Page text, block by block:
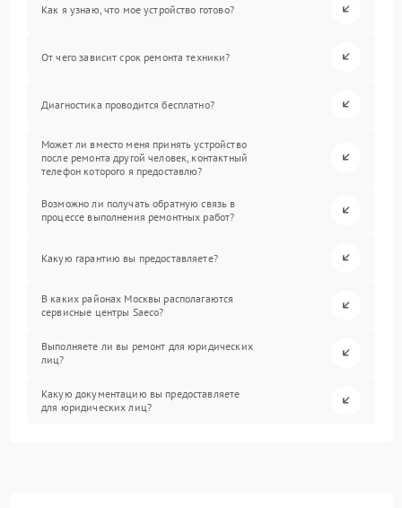
Как я узнаю, что мое устройство готово?
От чего зависит срок ремонта техники?
Диагностика проводится бесплатно?
Может ли вместо меня принять устройство
после ремонта другой человек, контактный
телефон которого я предоставлю?
Возможно ли получать обратную связь в
процессе выполнения ремонтных работ?
Какую гарантию вы предоставляете?
В каких районах Москвы располагаются
сервисные центры Saeco?
Выполняете ли вы ремонт для юридических
лиц?
Какую документацию вы предоставляете
для юридических лиц?